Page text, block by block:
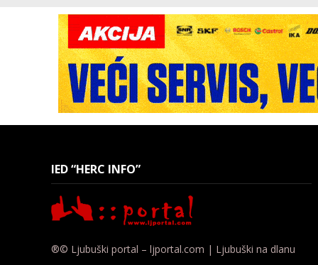
IED “HERC INFO”
®© Ljubuški portal – ljportal.com | Ljubuški na dlanu